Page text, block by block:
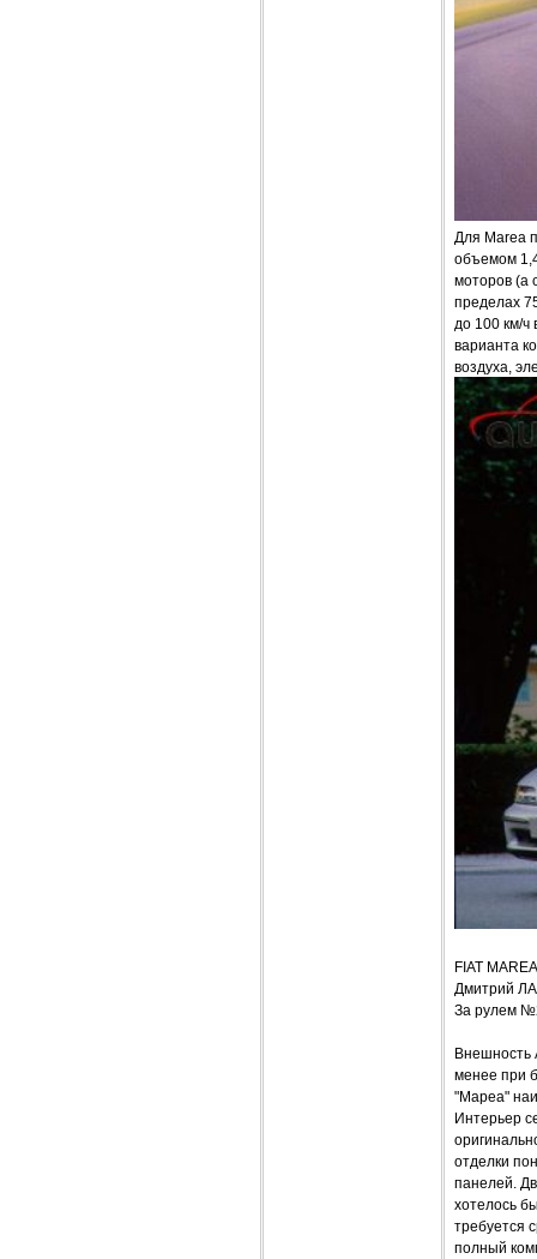
Для Marea
объемом
моторов (а
пределах
до 100 км/ч
варианта
воздуха,
FIAT
Дмитрий
За рулем
Внешность
менее при
"Мареа"
Интерьер
отделки
панелей.
хотелось
требуется
полный